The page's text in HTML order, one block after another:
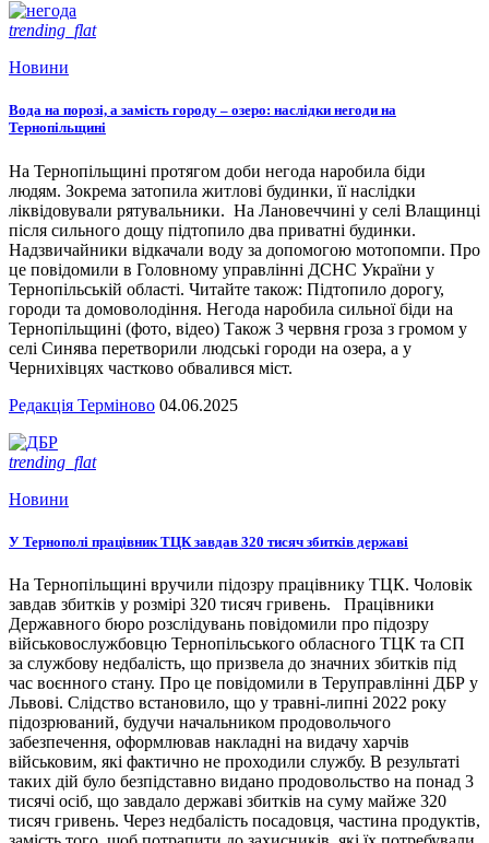
trending_flat
Новини
Вода на порозі, а замість городу – озеро: наслідки негоди на
Тернопільщині
На Тернопільщині протягом доби негода наробила біди
людям. Зокрема затопила житлові будинки, її наслідки
ліквідовували рятувальники. На Лановеччині у селі Влащинці
після сильного дощу підтопило два приватні будинки.
Надзвичайники відкачали воду за допомогою мотопомпи. Про
це повідомили в Головному управлінні ДСНС України у
Тернопільській області. Читайте також: Підтопило дорогу,
городи та домоволодіння. Негода наробила сильної біди на
Тернопільщині (фото, відео) Також 3 червня гроза з громом у
селі Синява перетворили людські городи на озера, а у
Чернихівцях частково обвалився міст.
Редакція Терміново 04.06.2025
trending_flat
Новини
У Тернополі працівник ТЦК завдав 320 тисяч збитків державі
На Тернопільщині вручили підозру працівнику ТЦК. Чоловік
завдав збитків у розмірі 320 тисяч гривень. Працівники
Державного бюро розслідувань повідомили про підозру
військовослужбовцю Тернопільського обласного ТЦК та СП
за службову недбалість, що призвела до значних збитків під
час воєнного стану. Про це повідомили в Теруправлінні ДБР у
Львові. Слідство встановило, що у травні-липні 2022 року
підозрюваний, будучи начальником продовольчого
забезпечення, оформлював накладні на видачу харчів
військовим, які фактично не проходили службу. В результаті
таких дій було безпідставно видано продовольство на понад 3
тисячі осіб, що завдало державі збитків на суму майже 320
тисяч гривень. Через недбалість посадовця, частина продуктів,